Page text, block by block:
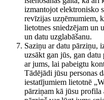
izmantojot elektronisko
revīzijas uzņēmumiem,
lietotnes sniedzējam un
un datu uzglabāšanu.
Saziņu ar datu pārziņu,
uzsākt gan jūs, gan datu
ar jums, lai pabeigtu
Tādējādi jūsu personas
iestatījumiem lietotnē
pārziņam kā jūsu profila